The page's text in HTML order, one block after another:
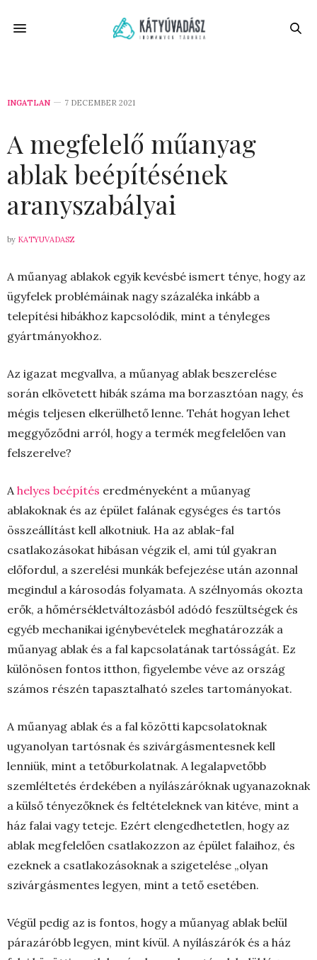
INGATLAN 7 DECEMBER 2021
A megfelelő műanyag
ablak beépítésének
aranyszabályai
by KATYUVADASZ
A műanyag ablakok egyik kevésbé ismert ténye, hogy az
ügyfelek problémáinak nagy százaléka inkább a
telepítési hibákhoz kapcsolódik, mint a tényleges
gyártmányokhoz.
Az igazat megvallva, a műanyag ablak beszerelése
során elkövetett hibák száma ma borzasztóan nagy, és
mégis teljesen elkerülhető lenne. Tehát hogyan lehet
meggyőződni arról, hogy a termék megfelelően van
felszerelve?
Ahelyes beépítés eredményeként a műanyag
ablakoknak és az épület falának egységes és tartós
összeállítást kell alkotniuk. Ha az ablak-fal
csatlakozásokat hibásan végzik el, ami túl gyakran
előfordul, a szerelési munkák befejezése után azonnal
megindul a károsodás folyamata. A szélnyomás okozta
erők, a hőmérsékletváltozásból adódó feszültségek és
egyéb mechanikai igénybevételek meghatározzák a
műanyag ablak és a fal kapcsolatának tartósságát. Ez
különösen fontos itthon, figyelembe véve az ország
számos részén tapasztalható szeles tartományokat.
A műanyag ablak és a fal közötti kapcsolatoknak
ugyanolyan tartósnak és szivárgásmentesnek kell
lenniük, mint a tetőburkolatnak. A legalapvetőbb
szemléltetés érdekében a nyílászáróknak ugyanazoknak
a külső tényezőknek és feltételeknek van kitéve, mint a
ház falai vagy teteje. Ezért elengedhetetlen, hogy az
ablak megfelelően csatlakozzon az épület falaihoz, és
ezeknek a csatlakozásoknak a szigetelése „olyan
szivárgásmentes legyen, mint a tető esetében.
Végül pedig az is fontos, hogy a műanyag ablak belül
párazáróbb legyen, mint kívül. A nyílászárók és a ház